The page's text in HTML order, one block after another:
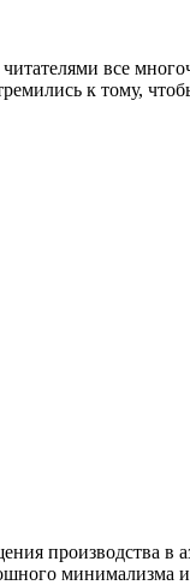
все
к тому,
производства в
минимализма